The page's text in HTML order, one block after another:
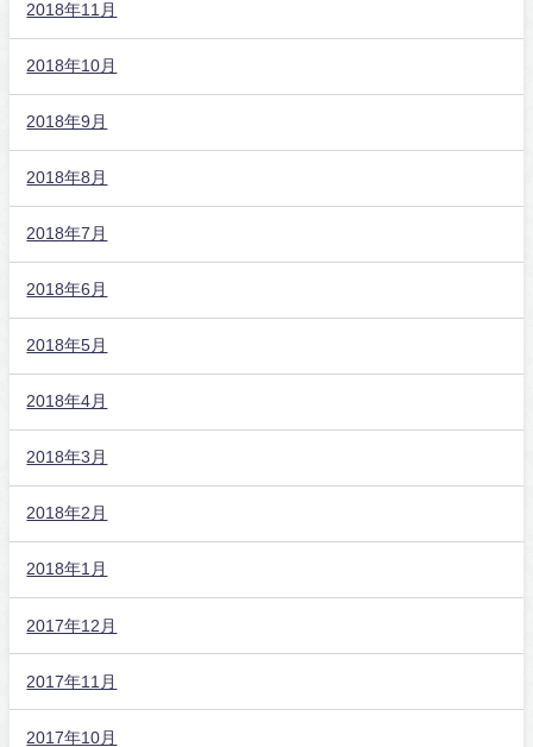
2018年11月
2018年10月
2018年9月
2018年8月
2018年7月
2018年6月
2018年5月
2018年4月
2018年3月
2018年2月
2018年1月
2017年12月
2017年11月
2017年10月